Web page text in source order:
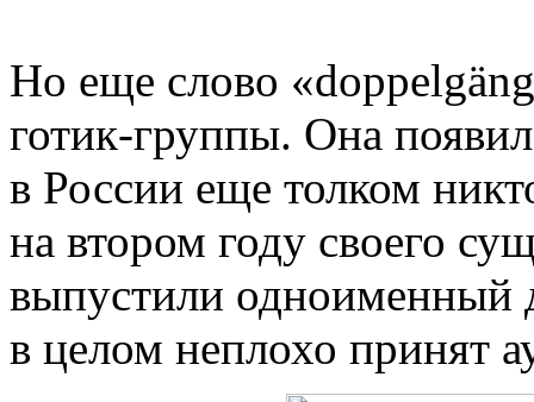
Но еще слово
готик-группы. Она
в России еще толком
на втором году своего
выпустили одноименный
в целом неплохо принят